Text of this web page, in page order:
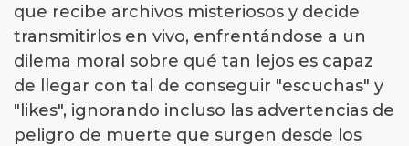
que recibe archivos misteriosos y decide
transmitirlos en vivo, enfrentándose a un
dilema moral sobre qué tan lejos es capaz
de llegar con tal de conseguir "escuchas" y
"likes", ignorando incluso las advertencias de
peligro de muerte que surgen desde los